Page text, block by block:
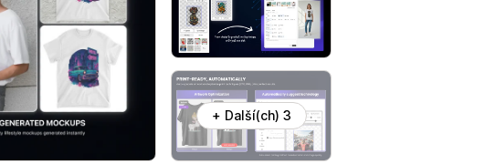
+ Další(ch) 3